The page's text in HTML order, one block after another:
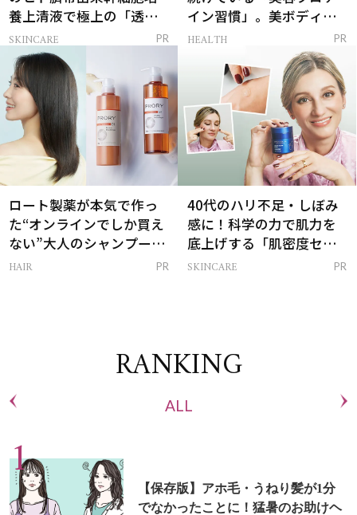
養上清液で極上の「透明
感ハリ肌」へ
SKINCARE PR
イン習慣」。美ボディを
支える朝ルーティンと
HEALTH PR
ロート製薬が本気で作っ
た“オンラインでしか買え
ない”大人のシャンプー＆
トリートメントって？
HAIR PR
40代のハリ不足・しぼみ
感に！科学の力で肌力を
底上げする「肌密度セラ
ム」
SKINCARE PR
RANKING
ALL
【保存版】アホ毛・うねり髪が1分
でなかったことに！猛暑のお助けヘ